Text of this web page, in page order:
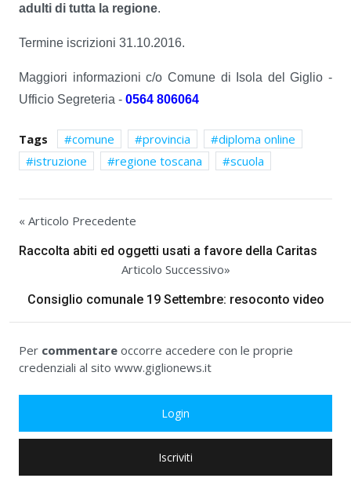
adulti di tutta la regione.
Termine iscrizioni 31.10.2016.
Maggiori informazioni c/o Comune di Isola del Giglio -
Ufficio Segreteria - 0564 806064
Tags comune provincia
diploma online
istruzione
regione toscana scuola
« Articolo Precedente
Raccolta abiti ed oggetti usati a favore della Caritas
Articolo Successivo»
Consiglio comunale 19 Settembre: resoconto video
Per commentare occorre accedere con le proprie
credenziali al sito www.giglionews.it
Login
Iscriviti